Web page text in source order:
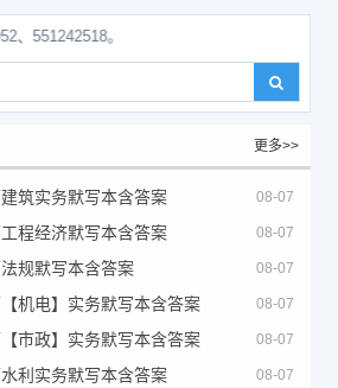
。
更多>>
筑实务默写本含答案 08-07
程经济默写本含答案 08-07
规默写本含答案 08-07
机电】实务默写本含答案 08-07
市政】实务默写本含答案 08-07
利实务默写本含答案 08-07